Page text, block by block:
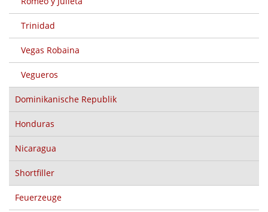
Trinidad
Vegas Robaina
Vegueros
Dominikanische Republik
Honduras
Nicaragua
Shortfiller
Feuerzeuge